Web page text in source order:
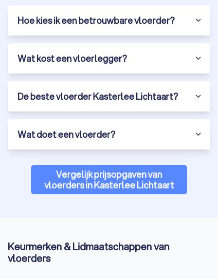
Hoe kies ik een betrouwbare vloerder?
Wat kost een vloerlegger?
De beste vloerder Kasterlee Lichtaart?
Wat doet een vloerder?
Vergelijk prijsopgaven van
vloerders in Kasterlee Lichtaart
Keurmerken & Lidmaatschappen van
vloerders